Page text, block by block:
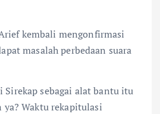
kembali mengonfirmasi
masalah perbedaan suara
sebagai alat bantu itu
ya? Waktu rekapitulasi